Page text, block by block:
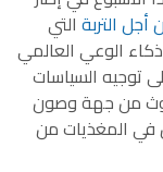
التربةالتي
الوعي العالمي
توجيه السياسات
من جهة وصون
في المغذيات من